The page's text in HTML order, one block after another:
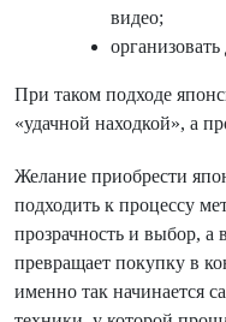
видео;
При таком подходе
«удачной находкой», а
Желание приобрести
подходить к процессу
прозрачность и выбор, а
превращает покупку в
именно так начинается